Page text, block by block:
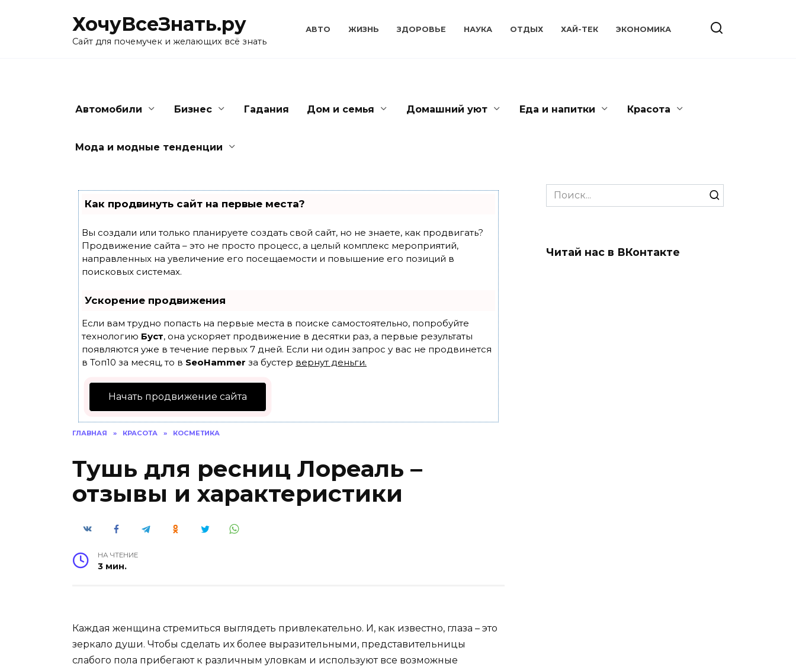
ХочуВсеЗнать.ру
Сайт для почемучек и желающих всё знать
АВТО ЖИЗНЬ ЗДОРОВЬЕ НАУКА ОТДЫХ ХАЙ-ТЕК ЭКОНОМИКА
Автомобили Бизнес Гадания Дом и семья Домашний уют Еда и напитки Красота
Мода и модные тенденции
Как продвинуть сайт на первые места?
Вы создали или только планируете создать свой сайт, но не знаете, как продвигать?
Продвижение сайта – это не просто процесс, а целый комплекс мероприятий,
направленных на увеличение его посещаемости и повышение его позиций в
поисковых системах.
Ускорение продвижения
Если вам трудно попасть на первые места в поиске самостоятельно, попробуйте
технологию Буст, она ускоряет продвижение в десятки раз, а первые результаты
появляются уже в течение первых 7 дней. Если ни один запрос у вас не продвинется
в Топ10 за месяц, то в SeoHammer за бустер вернут деньги.
Начать продвижение сайта
ГЛАВНАЯ » КРАСОТА » КОСМЕТИКА
Тушь для ресниц Лореаль –
отзывы и характеристики
НА ЧТЕНИЕ
3 мин.
Каждая женщина стремиться выглядеть привлекательно. И, как известно, глаза – это
зеркало души. Чтобы сделать их более выразительными, представительницы
слабого пола прибегают к различным уловкам и используют все возможные
Search
for:
Читай нас в ВКонтакте